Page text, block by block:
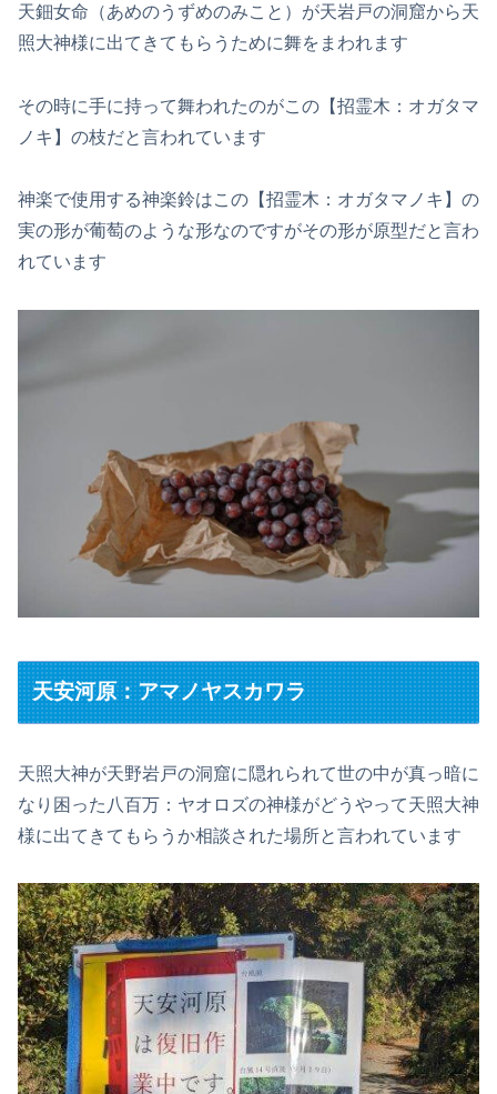
天鈿女命（あめのうずめのみこと）が天岩戸の洞窟から天
照大神様に出てきてもらうために舞をまわれます
その時に手に持って舞われたのがこの【招霊木：オガタマ
ノキ】の枝だと言われています
神楽で使用する神楽鈴はこの【招霊木：オガタマノキ】の
実の形が葡萄のような形なのですがその形が原型だと言わ
れています
天安河原：アマノヤスカワラ
天照大神が天野岩戸の洞窟に隠れられて世の中が真っ暗に
なり困った八百万：ヤオロズの神様がどうやって天照大神
様に出てきてもらうか相談された場所と言われています